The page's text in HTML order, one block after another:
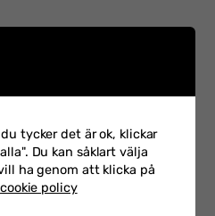
Hot &
tycker det är ok, klickar
Du kan såklart välja
ha genom att klicka på
policy